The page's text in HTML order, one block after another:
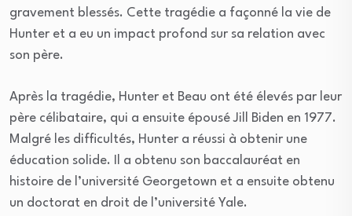
gravement blessés. Cette tragédie a façonné la vie de
Hunter et a eu un impact profond sur sa relation avec
son père.
Après la tragédie, Hunter et Beau ont été élevés par leur
père célibataire, qui a ensuite épousé Jill Biden en 1977.
Malgré les difficultés, Hunter a réussi à obtenir une
éducation solide. Il a obtenu son baccalauréat en
histoire de l’université Georgetown et a ensuite obtenu
un doctorat en droit de l’université Yale.